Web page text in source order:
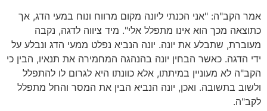
אמר הקב"ה: "אני הכנתי ליונה מקום מרווח ונוח במעי הדג, אך
כתוצאה מכך הוא אינו מתפלל אלי". מיד ציווה לדגה, נקבה
מעוברת, שתבלע את יונה. יונה הנביא נפלט ממעי הדג ונבלע על
ידי הדגה. כאשר הבחין יונה בהנהגה המחמירה את תנאיו, הבין כי
הקב"ה לא מעוניין במיתתו, אלא כוונתו היא לגרום לו להתפלל
ולשוב בתשובה. ואכן, יונה הנביא הבין את המסר והחל מתפלל
לקב"ה.